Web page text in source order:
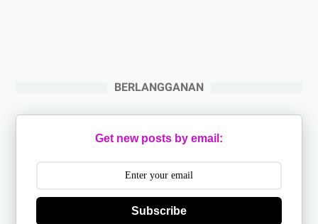
BERLANGGANAN
Get new posts by email:
Subscribe